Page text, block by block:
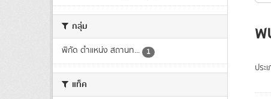
กลุ่ม
พิกัด ตำแหน่ง สถานท... 1
แท็ค
พ
ประ